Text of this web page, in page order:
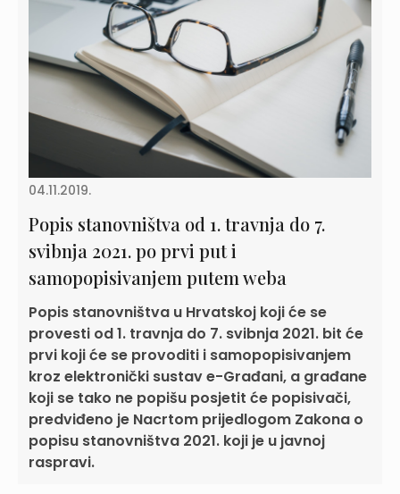
04.11.2019.
Popis stanovništva od 1. travnja do 7.
svibnja 2021. po prvi put i
samopopisivanjem putem weba
Popis stanovništva u Hrvatskoj koji će se
provesti od 1. travnja do 7. svibnja 2021. bit će
prvi koji će se provoditi i samopopisivanjem
kroz elektronički sustav e-Građani, a građane
koji se tako ne popišu posjetit će popisivači,
predviđeno je Nacrtom prijedlogom Zakona o
popisu stanovništva 2021. koji je u javnoj
raspravi.